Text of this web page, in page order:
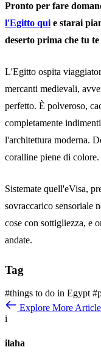
Pronto per fare
l'Egitto qui e starai
deserto prima che tu te
L'Egitto ospita
mercanti medievali,
perfetto. È polveroso,
completamente
l'architettura moderna.
coralline piene di
Sistemate quell'eVisa,
sovraccarico sensoriale
cose con sottigliezza, e
andate.
Tag
#things to do in Egypt
Explore More
i
ilaha